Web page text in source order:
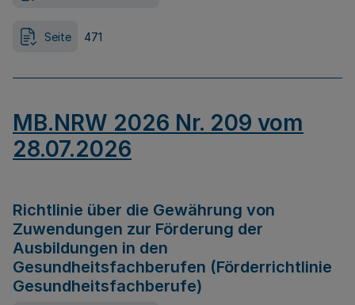
Seite 471
MB.NRW 2026 Nr. 209 vom
28.07.2026
Richtlinie über die Gewährung von
Zuwendungen zur Förderung der
Ausbildungen in den
Gesundheitsfachberufen (Förderrichtlinie
Gesundheitsfachberufe)